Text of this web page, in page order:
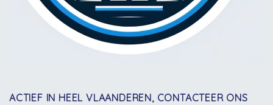
ACTIEF IN HEEL VLAANDEREN, CONTACTEER ONS